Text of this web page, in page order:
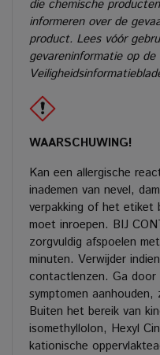
die chemische
informeren over de
product. Lees vóór
gevareninformatie op de
WAARSCHUWING!
Kan een allergische
inademen van nevel,
verpakking of het etiket
moet inroepen. BIJ
zorgvuldig afspoelen
minuten. Verwijder
contactlenzen. Ga door
symptomen aanhouden,
Buiten het bereik van
isomethyllolon, Hexyl
kationische